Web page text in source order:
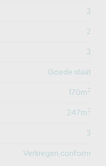
3
2
3
Goede staat
170m2
247m2
3
Verkregen,conform